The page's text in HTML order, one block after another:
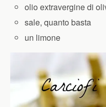
olio extravergine di
sale, quanto basta
un limone